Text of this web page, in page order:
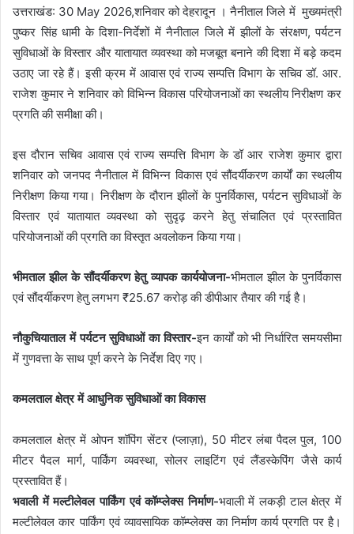
उत्तराखंड: 30 May 2026,शनिवार को देहरादून । नैनीताल जिले में मुख्यमंत्री
पुष्कर सिंह धामी के दिशा-निर्देशों में नैनीताल जिले में झीलों के संरक्षण, पर्यटन
सुविधाओं के विस्तार और यातायात व्यवस्था को मजबूत बनाने की दिशा में बड़े कदम
उठाए जा रहे हैं। इसी क्रम में आवास एवं राज्य सम्पत्ति विभाग के सचिव डॉ. आर.
राजेश कुमार ने शनिवार को विभिन्न विकास परियोजनाओं का स्थलीय निरीक्षण कर
प्रगति की समीक्षा की।
इस दौरान सचिव आवास एवं राज्य सम्पत्ति विभाग के डॉ आर राजेश कुमार द्वारा
शनिवार को जनपद नैनीताल में विभिन्न विकास एवं सौंदर्यीकरण कार्यों का स्थलीय
निरीक्षण किया गया। निरीक्षण के दौरान झीलों के पुनर्विकास, पर्यटन सुविधाओं के
विस्तार एवं यातायात व्यवस्था को सुदृढ़ करने हेतु संचालित एवं प्रस्तावित
परियोजनाओं की प्रगति का विस्तृत अवलोकन किया गया।
भीमताल झील के सौंदर्यीकरण हेतु व्यापक कार्ययोजना-भीमताल झील के पुनर्विकास
एवं सौंदर्यीकरण हेतु लगभग ₹25.67 करोड़ की डीपीआर तैयार की गई है।
नौकुचियाताल में पर्यटन सुविधाओं का विस्तार-इन कार्यों को भी निर्धारित समयसीमा
में गुणवत्ता के साथ पूर्ण करने के निर्देश दिए गए।
कमलताल क्षेत्र में आधुनिक सुविधाओं का विकास
कमलताल क्षेत्र में ओपन शॉपिंग सेंटर (प्लाज़ा), 50 मीटर लंबा पैदल पुल, 100
मीटर पैदल मार्ग, पार्किंग व्यवस्था, सोलर लाइटिंग एवं लैंडस्केपिंग जैसे कार्य
प्रस्तावित हैं।
भवाली में मल्टीलेवल पार्किंग एवं कॉम्प्लेक्स निर्माण-भवाली में लकड़ी टाल क्षेत्र में
मल्टीलेवल कार पार्किंग एवं व्यावसायिक कॉम्प्लेक्स का निर्माण कार्य प्रगति पर है।